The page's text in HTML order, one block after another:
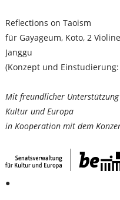
Reflections on Taoism
für Gayageum, Koto, 2
Janggu
(Konzept und
Mit freundlicher
Kultur und Europa
in Kooperation mit dem
●